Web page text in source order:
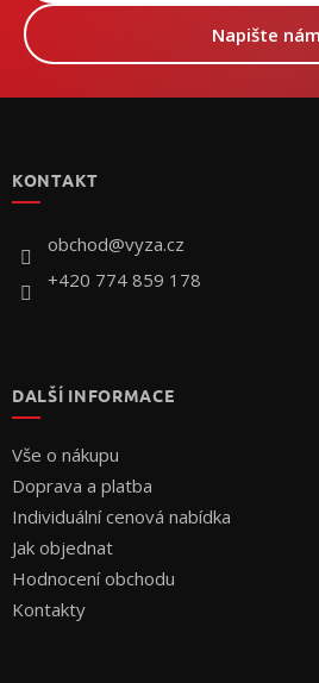
Napište nám
KONTAKT
obchod@vyza.cz
+420 774 859 178
DALŠÍ INFORMACE
Vše o nákupu
Doprava a platba
Individuální cenová nabídka
Jak objednat
Hodnocení obchodu
Kontakty